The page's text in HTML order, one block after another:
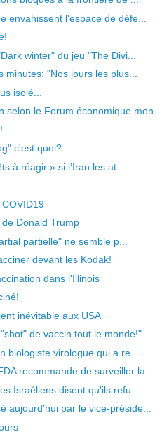
envahissent l'espace de défe...
winter" du jeu "The Divi...
minutes: "Nos jours les plus...
isolé...
selon le Forum économique mon...
c'est quoi?
à réagir » si l’Iran les at...
Donald Trump
partielle" ne semble p...
devant les Kodak!
dans l'Illinois
inévitable aux USA
de vaccin tout le monde!"
biologiste virologue qui a re...
recommande de surveiller la...
Israéliens disent qu'ils refu...
aujourd'hui par le vice-préside...